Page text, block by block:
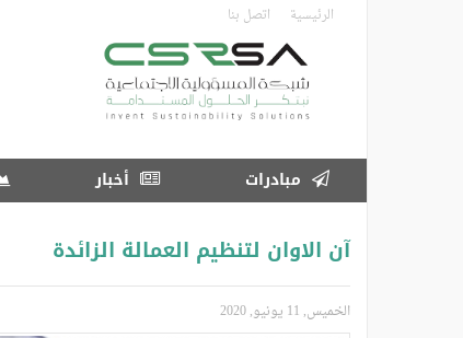
الرئيسية اتصل بنا
مبادرات أخبار
آن الاوان لتنظيم العمالة الزائدة
الخميس, 11 يونيو, 2020